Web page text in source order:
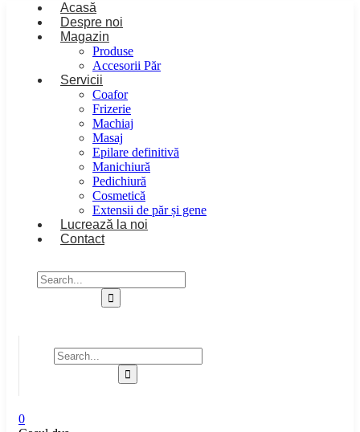
Acasă
Despre noi
Magazin
Produse
Accesorii Păr
Servicii
Coafor
Frizerie
Machiaj
Masaj
Epilare definitivă
Manichiură
Pedichiură
Cosmetică
Extensii de păr și gene
Lucrează la noi
Contact
0